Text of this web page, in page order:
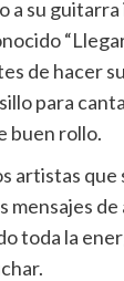
a su
de hacer
para
buen rollo.
artistas que
mensajes de
toda la